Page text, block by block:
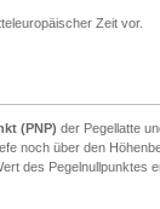
Zeit vor.
(PNP) der Pegellatte
noch über den
des Pegelnullpunktes